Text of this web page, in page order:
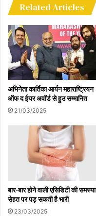
Related Articles
अभिनेता कार्तिका आर्यन महाराष्ट्रियन
ऑफ द ईयर अवॉर्ड से हुउ सम्मानित
21/03/2025
बार-बार होने वाली एसिडिटी की समस्या
सेहत पर पड़ सकती है भारी
23/03/2025